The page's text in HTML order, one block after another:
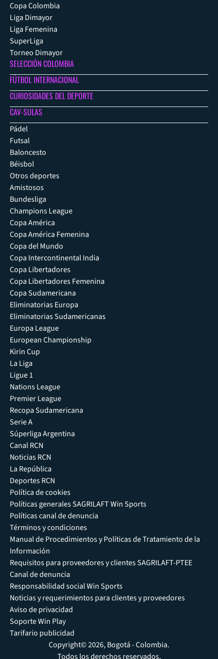
Copa Colombia
Liga Dimayor
Liga Femenina
SuperLiga
Torneo Dimayor
SELECCIÓN COLOMBIA
FÚTBOL INTERNACIONAL
CURIOSIDADES DEL DEPORTE
CAV-SULAS
Pádel
Futsal
Baloncesto
Béisbol
Otros deportes
Amistosos
Bundesliga
Champions League
Copa América
Copa América Femenina
Copa del Mundo
Copa Intercontinental India
Copa Libertadores
Copa Libertadores Femenina
Copa Sudamericana
Eliminatorias Europa
Eliminatorias Sudamericanas
Europa League
European Championship
Kirin Cup
La Liga
Ligue 1
Nations League
Premier League
Recopa Sudamericana
Serie A
Súperliga Argentina
Canal RCN
Noticias RCN
La República
Deportes RCN
Política de cookies
Políticas generales SAGRILAFT Win Sports
Políticas canal de denuncia
Términos y condiciones
Manual de Procedimientos y Políticas de Tratamiento de la
Información
Requisitos para proveedores y clientes SAGRILAFT-PTEE
Canal de denuncia
Responsabilidad social Win Sports
Noticias y requerimientos para clientes y proveedores
Aviso de privacidad
Soporte Win Play
Tarifario publicidad
Copyright© 2026, Bogotá - Colombia.
Todos los derechos reservados.